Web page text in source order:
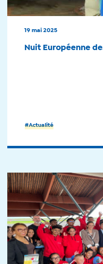
#Actualité
19 mai 2025
Nuit Européenne